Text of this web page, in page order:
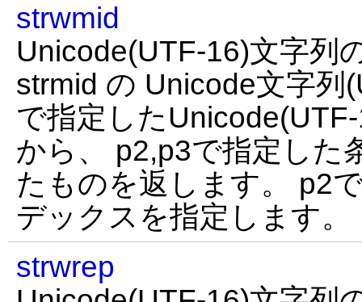
strwmid
Unicode(UTF-16)文字列
strmid の Unicode文字列
で指定した
から、 p2,p3で指定した
たものを返します。 p2
デックスを指定します。
strwrep